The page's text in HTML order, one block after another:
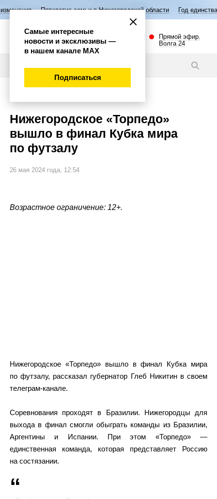
семьи в Нижегородской области Год единства народов
Прямой эфир.
Волга 24
Нижегородское «Торпедо»
вышло в финал Кубка мира
по футзалу
26 мая 2024 года, 12:54
Возрастное ограничение: 12+.
Нижегородское «Торпедо» вышло в финал Кубка мира
по футзалу, рассказал губернатор Глеб Никитин в своем
телеграм-канале.
Соревнования проходят в Бразилии. Нижегородцы для
выхода в финал смогли обыграть команды из Бразилии,
Аргентины и Испании. При этом «Торпедо» —
единственная команда, которая представляет Россию
на состязании.
Самые интересные
новости и эксклюзивы —
в нашем канале МАХ
Подписаться